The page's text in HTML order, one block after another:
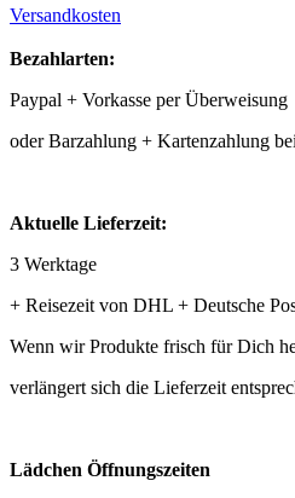
Versandkosten
Bezahlarten:
Paypal + Vorkasse per Überweisung
oder Barzahlung + Kartenzahlung
Aktuelle Lieferzeit:
3 Werktage
+ Reisezeit von DHL + Deutsche
Wenn wir Produkte frisch für Dich
verlängert sich die Lieferzeit
Lädchen Öffnungszeiten